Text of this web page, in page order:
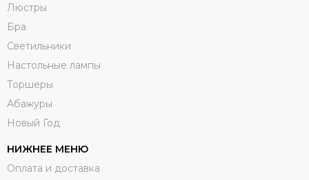
Люстры
Бра
Светильники
Настольные лампы
Торшеры
Абажуры
Новый Год
НИЖНЕЕ МЕНЮ
Оплата и доставка